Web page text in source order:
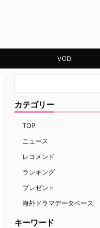
VOD
カテゴリー
TOP
ニュース
レコメンド
ランキング
プレゼント
海外ドラマデータベース
キーワード